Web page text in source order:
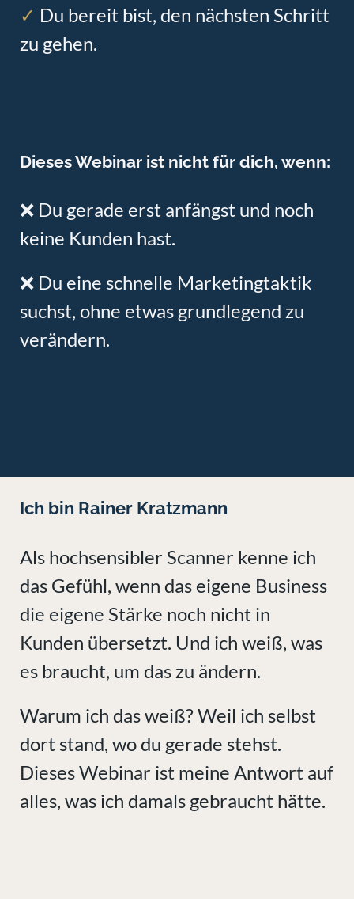
✓ Du bereit bist, den nächsten Schritt
zu gehen.
Dieses Webinar ist nicht für dich, wenn:
❌ Du gerade erst anfängst und noch
keine Kunden hast.
❌ Du eine schnelle Marketingtaktik
suchst, ohne etwas grundlegend zu
verändern.
Ich bin Rainer Kratzmann
Als hochsensibler Scanner kenne ich
das Gefühl, wenn das eigene Business
die eigene Stärke noch nicht in
Kunden übersetzt. Und ich weiß, was
es braucht, um das zu ändern.
Warum ich das weiß? Weil ich selbst
dort stand, wo du gerade stehst.
Dieses Webinar ist meine Antwort auf
alles, was ich damals gebraucht hätte.